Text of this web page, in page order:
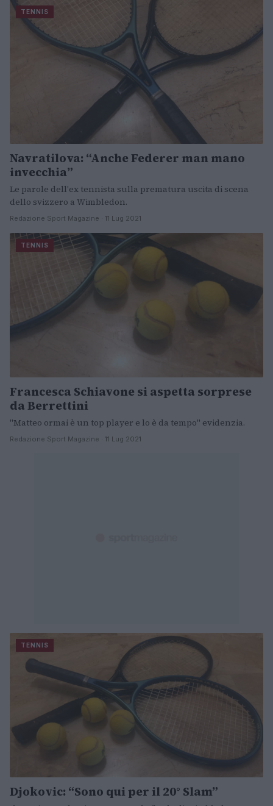
TENNIS
Navratilova: “Anche Federer man mano
invecchia”
Le parole dell'ex tennista sulla prematura uscita di scena
dello svizzero a Wimbledon.
Redazione Sport Magazine · 11 Lug 2021
TENNIS
Francesca Schiavone si aspetta sorprese
da Berrettini
"Matteo ormai è un top player e lo è da tempo" evidenzia.
Redazione Sport Magazine · 11 Lug 2021
TENNIS
Djokovic: “Sono qui per il 20° Slam”